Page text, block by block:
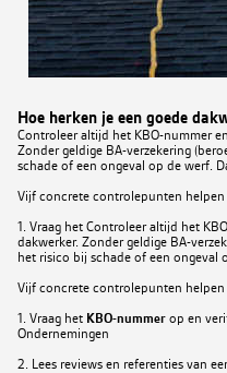
Hoe herken je een goede
Controleer altijd het KBO-nummer
Zonder geldige BA-verzekering
schade of een ongeval op de werf.
Vijf concrete controlepunten helpen
1. Vraag het Controleer altijd het
dakwerker. Zonder geldige BA-
het risico bij schade of een ongeval
Vijf concrete controlepunten helpen
1. Vraag het KBO-nummer op en
Ondernemingen
2. Lees reviews en referenties van